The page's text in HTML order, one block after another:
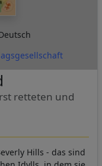
retteten und
Hills - das sind